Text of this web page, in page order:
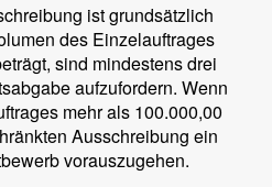
ist grundsätzlich
des Einzelauftrages
sind mindestens drei
aufzufordern. Wenn
mehr als 100.000,00
Ausschreibung ein
vorauszugehen.